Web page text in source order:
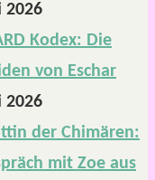
2026
Kodex: Die
von Eschar
2026
der Chimären:
mit Zoe aus